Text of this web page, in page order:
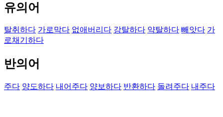
유의어
탈취하다 가로막다 없애버리다 강탈하다 약탈하다 빼앗다 가
로채기하다
반의어
주다 양도하다 내어주다 양보하다 반환하다 돌려주다 내주다